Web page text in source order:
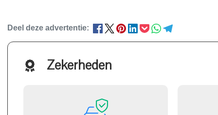
Deel deze advertentie:
Zekerheden